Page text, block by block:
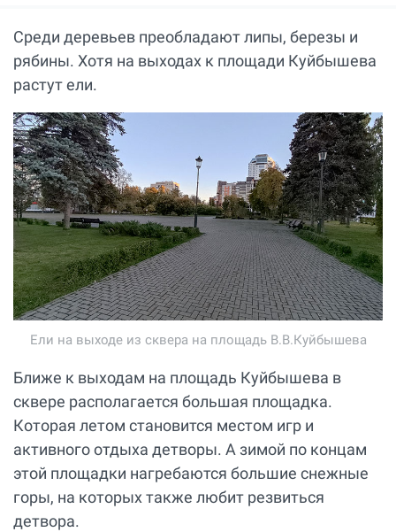
Среди деревьев преобладают липы, березы и
рябины. Хотя на выходах к площади Куйбышева
растут ели.
Ели на выходе из сквера на площадь В.В.Куйбышева
Ближе к выходам на площадь Куйбышева в
сквере располагается большая площадка.
Которая летом становится местом игр и
активного отдыха детворы. А зимой по концам
этой площадки нагребаются большие снежные
горы, на которых также любит резвиться
детвора.